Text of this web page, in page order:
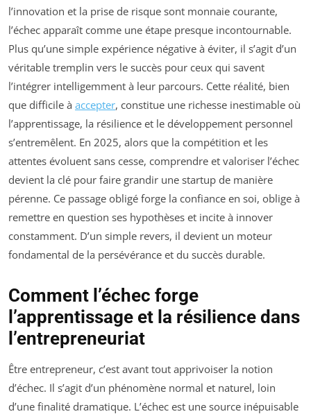
l’innovation et la prise de risque sont monnaie courante,
l’échec apparaît comme une étape presque incontournable.
Plus qu’une simple expérience négative à éviter, il s’agit d’un
véritable tremplin vers le succès pour ceux qui savent
l’intégrer intelligemment à leur parcours. Cette réalité, bien
que difficile à accepter, constitue une richesse inestimable où
l’apprentissage, la résilience et le développement personnel
s’entremêlent. En 2025, alors que la compétition et les
attentes évoluent sans cesse, comprendre et valoriser l’échec
devient la clé pour faire grandir une startup de manière
pérenne. Ce passage obligé forge la confiance en soi, oblige à
remettre en question ses hypothèses et incite à innover
constamment. D’un simple revers, il devient un moteur
fondamental de la persévérance et du succès durable.
Comment l’échec forge
l’apprentissage et la résilience dans
l’entrepreneuriat
Être entrepreneur, c’est avant tout apprivoiser la notion
d’échec. Il s’agit d’un phénomène normal et naturel, loin
d’une finalité dramatique. L’échec est une source inépuisable